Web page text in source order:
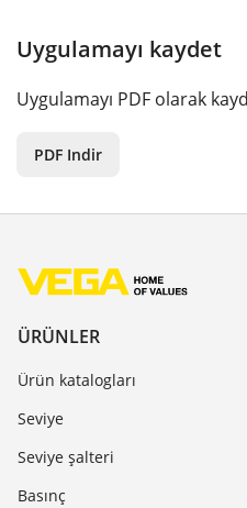
Uygulamayı kaydet
Uygulamayı PDF olarak
PDF Indir
ÜRÜNLER
Ürün katalogları
Seviye
Seviye şalteri
Basınç